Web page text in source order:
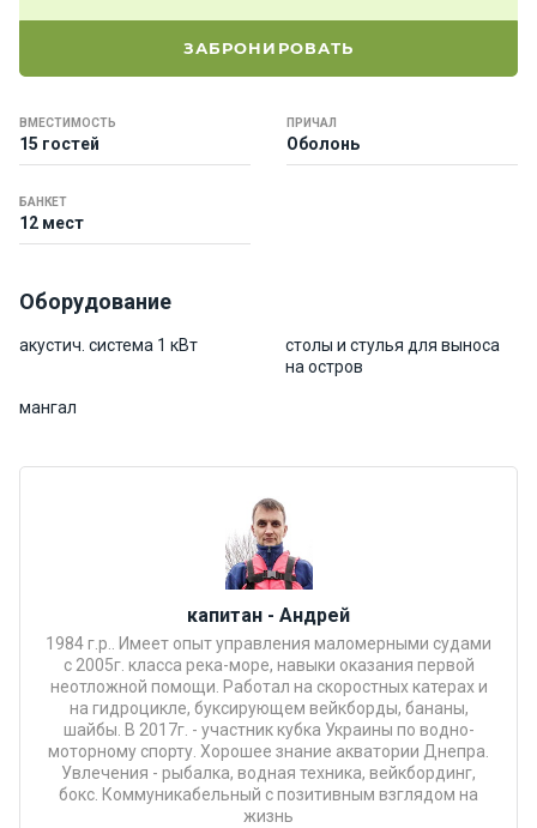
ЗАБРОНИРОВАТЬ
ВМЕСТИМОСТЬ
15 гостей
ПРИЧАЛ
Оболонь
БАНКЕТ
12 мест
Оборудование
акустич. система 1 кВт
столы и стулья для выноса
на остров
мангал
капитан - Андрей
1984 г.р.. Имеет опыт управления маломерными судами
с 2005г. класса река-море, навыки оказания первой
неотложной помощи. Работал на скоростных катерах и
на гидроцикле, буксирующем вейкборды, бананы,
шайбы. В 2017г. - участник кубка Украины по водно-
моторному спорту. Хорошее знание акватории Днепра.
Увлечения - рыбалка, водная техника, вейкбординг,
бокс. Коммуникабельный с позитивным взглядом на
жизнь
т
а
икаты
Развле
чения